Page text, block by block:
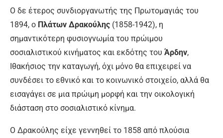
Ο δε έτερος συνδιοργανωτής της Πρωτομαγιάς του
1894, ο Πλάτων Δρακούλης (1858-1942), η
σημαντικότερη φυσιογνωμία του πρώιμου
σοσιαλιστικού κινήματος και εκδότης του Άρδην,
Ιθακήσιος την καταγωγή, όχι μόνο θα επιχειρεί να
συνδέσει το εθνικό και το κοινωνικό στοιχείο, αλλά θα
εισαγάγει σε μια πρώιμη μορφή και την οικολογική
διάσταση στο σοσιαλιστικό κίνημα.
Ο Δρακούλης είχε γεννηθεί το 1858 από πλούσια